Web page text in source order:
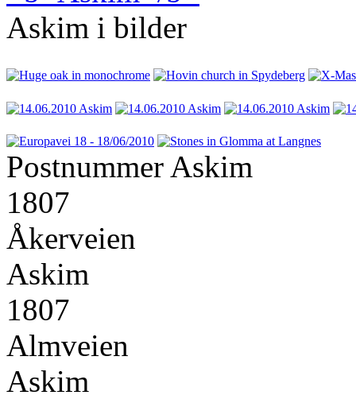
Askim i bilder
Postnummer Askim
1807
Åkerveien
Askim
1807
Almveien
Askim